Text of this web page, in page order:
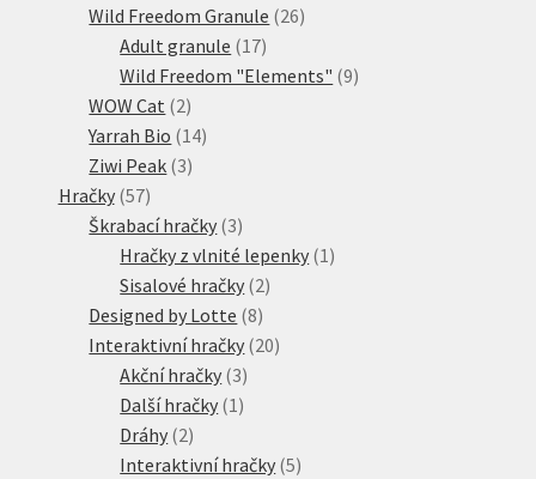
produktů
Wild Freedom Granule 2626
Adult granule 1717
produktů
Wild Freedom "Elements" 99
WOW Cat 22
produkty
Yarrah Bio 1414
Ziwi Peak 33
Hračky 5757
produktů
Škrabací hračky 33
produkty
Hračky z vlnité lepenky 1 1
Sisalové hračky 22
Designed by Lotte 88
produktů
Interaktivní hračky 2020
Akční hračky 33
produkty
Další hračky 1 1
Dráhy 22
produkty
Interaktivní hračky 55